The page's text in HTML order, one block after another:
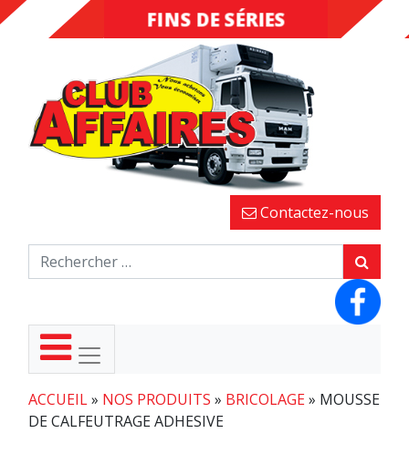
DESTOCKAGE
FINS DE SÉRIES
Contactez-nous
ACCUEIL» NOS PRODUITS » BRICOLAGE» MOUSSE
DE CALFEUTRAGE ADHESIVE